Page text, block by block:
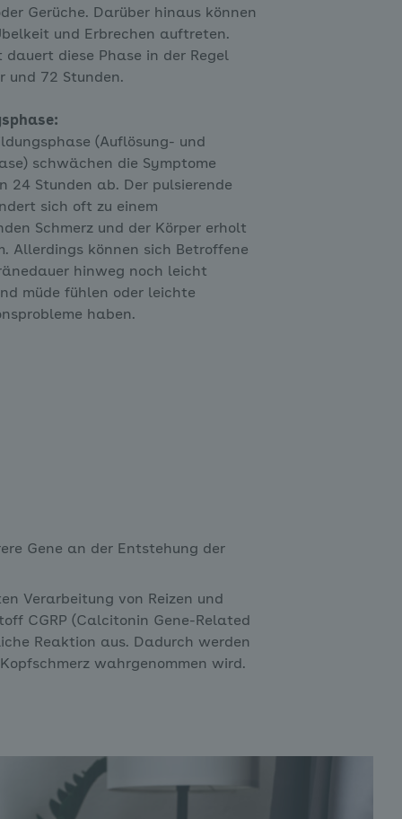
Gerüche. Darüber hinaus können
und Erbrechen auftreten.
dauert diese Phase in der Regel
und 72 Stunden.
(Auflösung- und
schwächen die Symptome
24 Stunden ab. Der pulsierende
sich oft zu einem
Schmerz und der Körper erholt
Allerdings können sich Betroffene
hinweg noch leicht
müde fühlen oder leichte
haben.
Gene an der Entstehung der
Verarbeitung von Reizen und
CGRP (Calcitonin Gene-Related
Reaktion aus. Dadurch werden
wahrgenommen wird.